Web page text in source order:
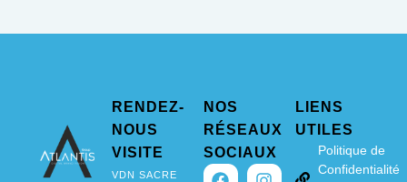
RENDEZ-
NOUS
VISITE
VDN SACRE
NOS
RÉSEAUX
SOCIAUX
LIENS
UTILES
Politique de
Confidentialité